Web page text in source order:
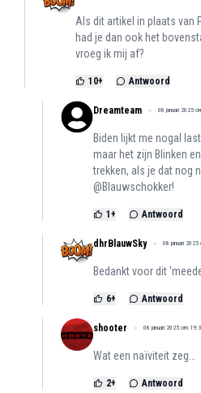
Als dit artikel in plaats van
had je dan ook het
vroeg ik mij af?
10+ Antwoord
Dreamteam 08 januari 2025
Biden lijkt me nogal
maar het zijn Blinken
trekken, als je dat nog
@Blauwschokker!
1+ Antwoord
dhrBlauwSky 08 januari 2025
Bedankt voor dit
6+ Antwoord
shooter 08 januari 2025 om
Wat een naïviteit zeg…
2+ Antwoord